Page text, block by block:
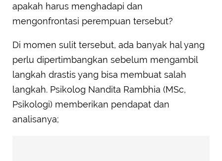
apakah harus menghadapi dan
mengonfrontasi perempuan tersebut?
Di momen sulit tersebut, ada banyak hal yang
perlu dipertimbangkan sebelum mengambil
langkah drastis yang bisa membuat salah
langkah. Psikolog Nandita Rambhia (MSc,
Psikologi) memberikan pendapat dan
analisanya;